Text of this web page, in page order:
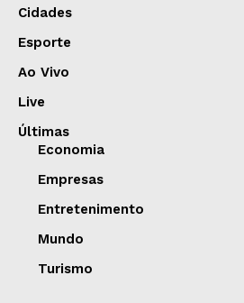
Cidades
Esporte
Ao Vivo
Live
Últimas
Economia
Empresas
Entretenimento
Mundo
Turismo